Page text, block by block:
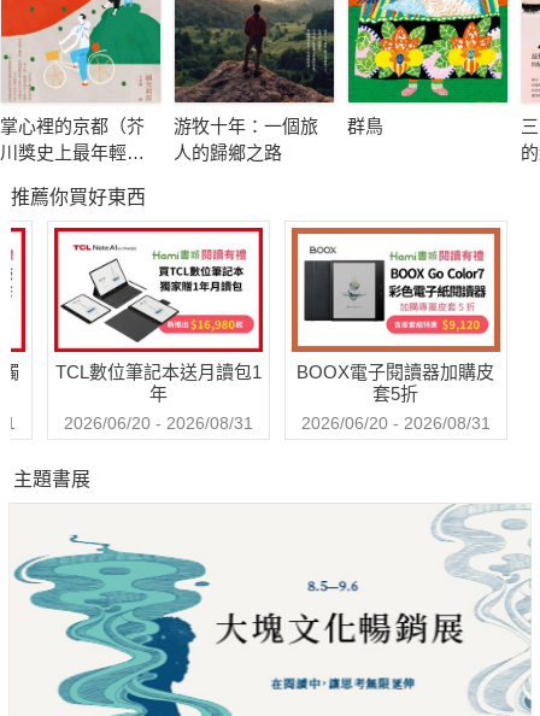
在經濟危機之後，她想告訴年輕人的是：
時間不是賊，它偷不走我們的青春；是我們自己讓時間從指縫間
溜走。我想告訴年輕孩子們，不要被過去的挫折打倒，從現在起
你們自己的毅力，別對不起自己！
看來紛爭永不停歇的教育改革，也曾讀過「非明星學校」的文
茜，想提醒所有的大人們：
教育從來不只是「優異」的成績。讓孩子們有機會走過山、走過
水；讓他們的成長歲月除了成績之外，有天有地，最終有能力找
台灣年輕人薪資不到新加坡一半，於是至新加坡工作，再苦也要
身為曾經擁有美好年代的五年級生，文茜對當今年輕人的勇氣感
到振奮：
我們的年輕世代，如果懂得踏出去，請給他及她掌聲。在這場
「沒有槍聲的戰爭」中，他們是勇敢的戰士。至少他們想辦法突
圍，為自己活出有意義的自我。
掌心裡的京都（芥
川獎史上最年輕得
週年首度獻給家鄉
的溫柔物語）
游牧十年：一個旅
人的歸鄉之路
群鳥
推薦你買好東西
TCL數位筆記本送月讀包1
年
2026/06/20 - 2026/08/31
BOOX電子閱讀器加購皮
套5折
2026/06/20 - 2026/08/31
主題書展